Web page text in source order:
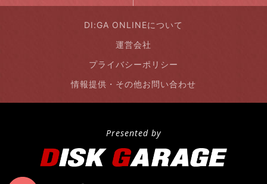
DI:GA ONLINEについて
運営会社
プライバシーポリシー
情報提供・その他お問い合わせ
Presented by